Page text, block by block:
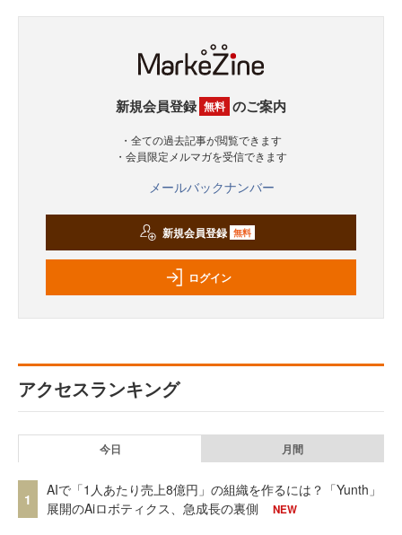
新規会員登録 無料 のご案内
・全ての過去記事が閲覧できます
・会員限定メルマガを受信できます
メールバックナンバー
新規会員登録 無料
ログイン
アクセスランキング
今日 月間
1
AIで「1人あたり売上8億円」の組織を作るには？「Yunth」
展開のAiロボティクス、急成長の裏側
NEW